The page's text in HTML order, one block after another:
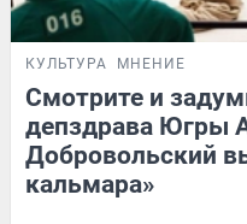
КУЛЬТУРА МНЕНИЕ
Смотрите и
депздрава Югры
Добровольский
кальмара»